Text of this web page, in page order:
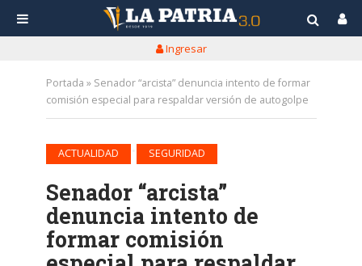
Ingresar
Portada » Senador “arcista” denuncia intento de formar
comisión especial para respaldar versión de autogolpe
ACTUALIDAD SEGURIDAD
Senador “arcista”
denuncia intento de
formar comisión